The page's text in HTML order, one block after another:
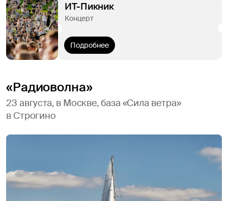
ИТ-Пикник
Концерт
Подробнее
«Радиоволна»
23 августа, в Москве, база «Сила ветра»
в Строгино